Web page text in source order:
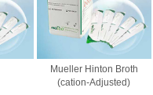
Mueller Hinton Broth
(cation-Adjusted)